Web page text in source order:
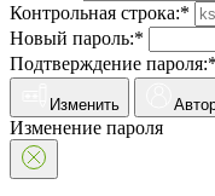
Контрольная строка:*
Новый пароль:*
Подтверждение пароля:*
Изменить
Изменение пароля